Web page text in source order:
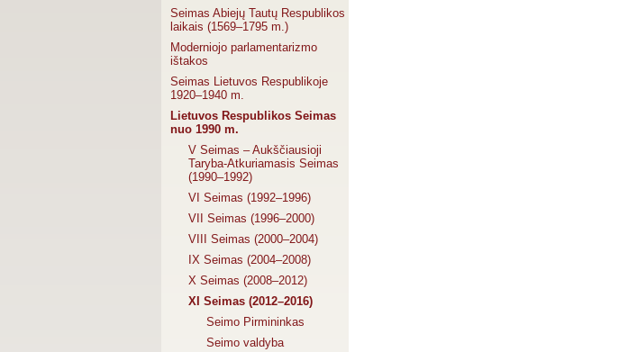
Seimas Abiejų Tautų Respublikos
laikais (1569–1795 m.)
Moderniojo parlamentarizmo
ištakos
Seimas Lietuvos Respublikoje
1920–1940 m.
Lietuvos Respublikos Seimas
nuo 1990 m.
V Seimas – Aukščiausioji
Taryba-Atkuriamasis Seimas
(1990–1992)
VI Seimas (1992–1996)
VII Seimas (1996–2000)
VIII Seimas (2000–2004)
IX Seimas (2004–2008)
X Seimas (2008–2012)
XI Seimas (2012–2016)
Seimo Pirmininkas
Seimo valdyba